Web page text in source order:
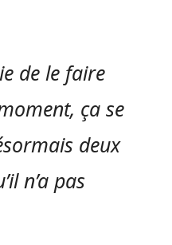
de le faire
ça se
deux
n’a pas